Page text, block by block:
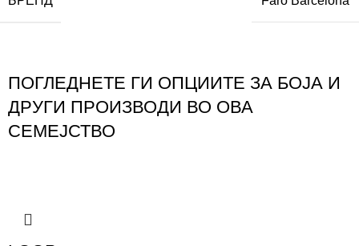
ПОГЛЕДНЕТЕ ГИ ОПЦИИТЕ ЗА БОЈА И
ДРУГИ ПРОИЗВОДИ ВО ОВА
СЕМЕЈСТВО